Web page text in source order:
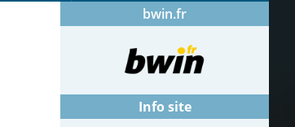
bwin.fr
Info site